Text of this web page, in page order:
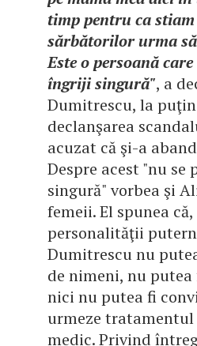
timp pentru ca
sărbătorilor urma
Este o persoană
îngriji singură", a
Dumitrescu, la
declanşarea
acuzat că şi-a
Despre acest "nu se
singură" vorbea şi
femeii. El spunea
personalităţii
Dumitrescu nu
de nimeni, nu
nici nu putea fi
urmeze tratamentul
medic. Privind